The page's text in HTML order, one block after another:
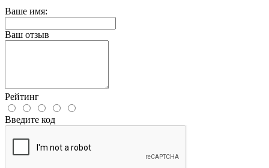
Ваше имя:
Ваш отзыв
Рейтинг
Введите код